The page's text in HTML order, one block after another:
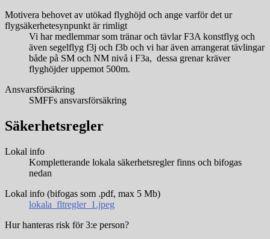
Motivera behovet av utökad flyghöjd och ange varför det ur
flygsäkerhetesynpunkt är rimligt
Vi har medlemmar som tränar och tävlar F3A konstflyg och
även segelflyg f3j och f3b och vi har även arrangerat tävlingar
både på SM och NM nivå i F3a, dessa grenar kräver
flyghöjder uppemot 500m.
Ansvarsförsäkring
SMFFs ansvarsförsäkring
Säkerhetsregler
Lokal info
Kompletterande lokala säkerhetsregler finns och bifogas
nedan
Lokal info (bifogas som .pdf, max 5 Mb)
lokala_fltregler_1.jpeg
Hur hanteras risk för 3:e person?